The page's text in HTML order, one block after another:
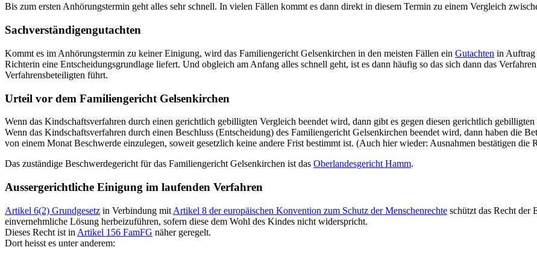
Bis zum ersten Anhörungstermin geht alles sehr schnell. In vielen Fällen kommt es dann direkt in diesem Termin zu einem Vergleich
Sachverständigengutachten
Kommt es im Anhörungstermin zu keiner Einigung, wird das Familiengericht Gelsenkirchen in den meisten Fällen ein Gutachten in Auftrag
Richterin eine Entscheidungsgrundlage liefert. Und obgleich am Anfang alles schnell geht, ist es dann häufig so das sich dann das
Verfahrensbeteiligten führt.
Urteil vor dem Familiengericht Gelsenkirchen
Wenn das Kindschaftsverfahren durch einen gerichtlich gebilligten Vergleich beendet wird, dann gibt es gegen diesen gerichtlich
Wenn das Kindschaftsverfahren durch einen Beschluss (Entscheidung) des Familiengericht Gelsenkirchen beendet wird, dann haben die
von einem Monat Beschwerde einzulegen, soweit gesetzlich keine andere Frist bestimmt ist. (Auch hier wieder: Ausnahmen bestätigen die
Das zuständige Beschwerdegericht für das Familiengericht Gelsenkirchen ist das Oberlandesgericht Hamm.
Aussergerichtliche Einigung im laufenden Verfahren
Artikel 6(2) Grundgesetz in Verbindung mit Artikel 8 der europäischen Konvention zum Schutz der Menschenrechte schützt das Recht der
einvernehmliche Lösung herbeizuführen, sofern diese dem Wohl des Kindes nicht widerspricht.
Dieses Recht ist in Artikel 156 FamFG näher geregelt.
Dort heisst es unter anderem: